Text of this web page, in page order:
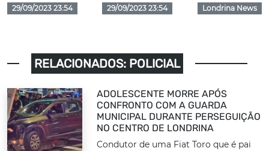
29/09/2023 23:54 29/09/2023 23:54 Londrina News
RELACIONADOS: POLICIAL
ADOLESCENTE MORRE APÓS
CONFRONTO COM A GUARDA
MUNICIPAL DURANTE PERSEGUIÇÃO
NO CENTRO DE LONDRINA
Condutor de uma Fiat Toro que é pai